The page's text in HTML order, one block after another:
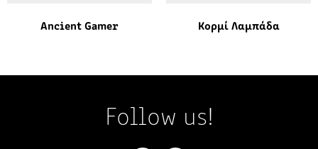
Ancient Gamer Κορμί Λαμπάδα
Follow us!